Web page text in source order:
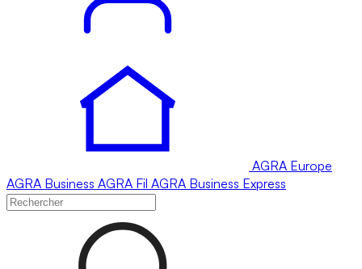
AGRA Europe
AGRA Business AGRA Fil AGRA Business Express